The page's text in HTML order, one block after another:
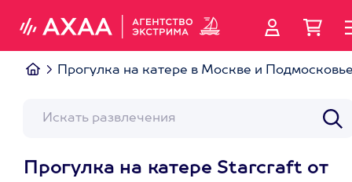
Прогулка на катере в Москве и
Прогулка на катере Starcraft от